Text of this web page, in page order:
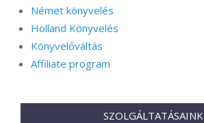
Német könyvelés
Holland Könyvelés
Könyvelőváltás
Affiliate program
SZOLGÁLTATÁSAINK